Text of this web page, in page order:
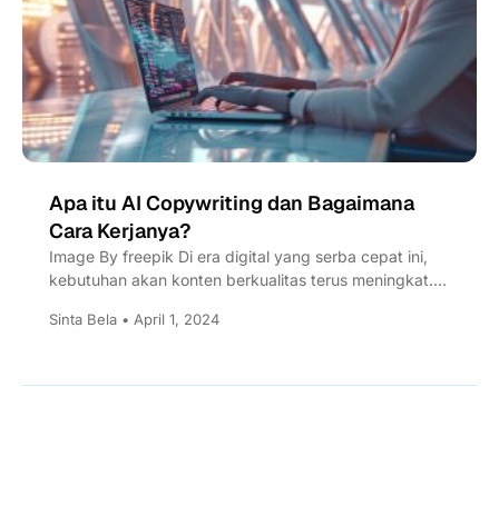
Apa itu AI Copywriting dan Bagaimana
Cara Kerjanya?
Image By freepik Di era digital yang serba cepat ini,
kebutuhan akan konten berkualitas terus meningkat.
Sinta Bela • April 1, 2024